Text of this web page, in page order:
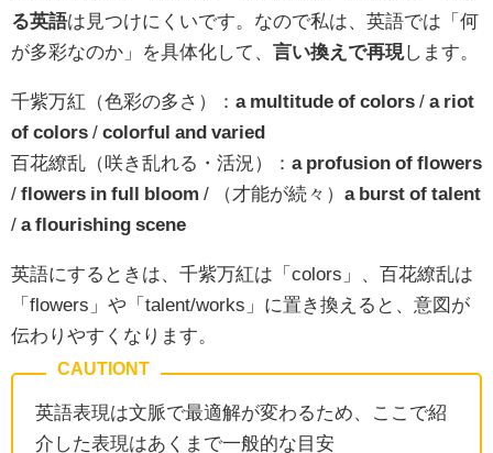
る英語は見つけにくいです。なので私は、英語では「何
が多彩なのか」を具体化して、 言い換えで再現 します。
千紫万紅（色彩の多さ）： a multitude of colors / a riot
of colors / colorful and varied
百花繚乱（咲き乱れる・活況）： a profusion of flowers
/ flowers in full bloom / （才能が続々） a burst of talent
/ a flourishing scene
英語にするときは、千紫万紅は「colors」、百花繚乱は
「flowers」や「talent/works」に置き換えると、意図が
伝わりやすくなります。
英語表現は文脈で最適解が変わるため、ここで紹
介した表現はあくまで一般的な目安